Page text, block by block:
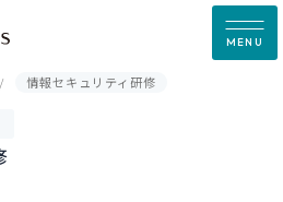
MENU
情報セキュリティ研修